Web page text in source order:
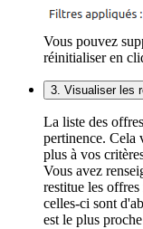
Vous pouvez
réinitialiser en
3. Visualiser les
La liste des
pertinence. Cela
plus à vos
Vous avez
restitue les
celles-ci sont
est le plus